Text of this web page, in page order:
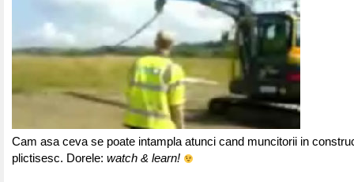
Cam asa ceva se poate intampla atunci cand muncitorii in
plictisesc. Dorele: watch & learn!